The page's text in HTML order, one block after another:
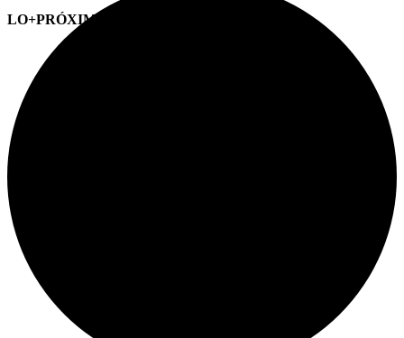
LO+PRÓXIMO (CITAS)